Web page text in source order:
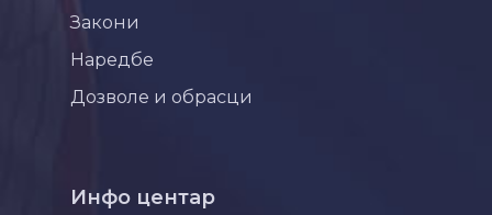
Закони
Наредбе
Дозволе и обрасци
Инфо центар